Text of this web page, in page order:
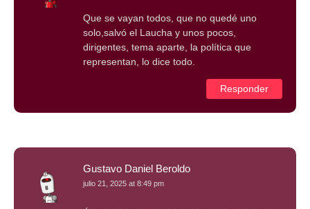
Que se vayan todos, que no quedé uno
solo,salvó el Laucha y unos pocos,
dirigentes, tema aparte, la política que
representan, lo dice todo.
Responder
Gustavo Daniel Beroldo
julio 21, 2025 at 8:49 pm